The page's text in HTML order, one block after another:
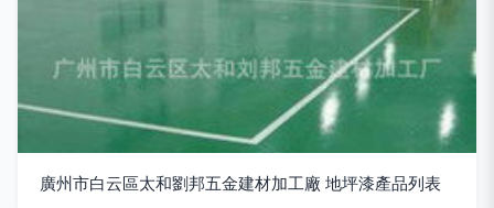
廣州市白云區太和劉邦五金建材加工廠 地坪漆產品列表